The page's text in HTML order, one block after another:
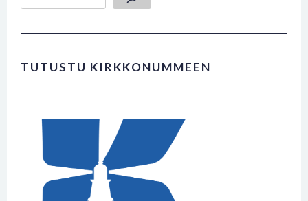
TUTUSTU KIRKKONUMMEEN